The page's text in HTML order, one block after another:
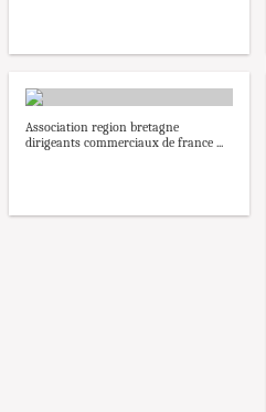
Association region bretagne
dirigeants commerciaux de france ...